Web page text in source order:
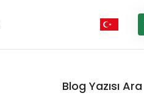
Blog Yazısı Ara